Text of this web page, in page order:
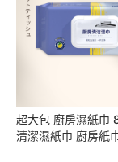
超大包 廚房濕紙巾
清潔濕紙巾 廚房紙